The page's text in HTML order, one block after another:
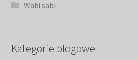
Wabi sabi
Kategorie blogowe